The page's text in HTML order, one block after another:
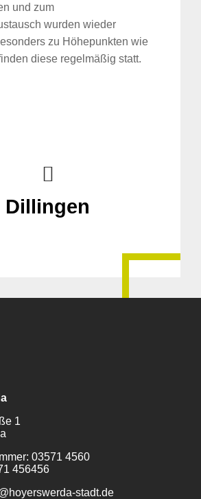
und zum
wurden wieder
zu Höhepunkten wie
diese regelmäßig statt.
Dillingen
1
03571 4560
456456
stadt.de